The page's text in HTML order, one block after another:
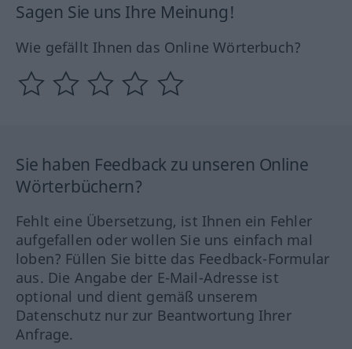
Sagen Sie uns Ihre Meinung!
Wie gefällt Ihnen das Online Wörterbuch?
Sie haben Feedback zu unseren Online
Wörterbüchern?
Fehlt eine Übersetzung, ist Ihnen ein Fehler
aufgefallen oder wollen Sie uns einfach mal
loben? Füllen Sie bitte das Feedback-Formular
aus. Die Angabe der E-Mail-Adresse ist
optional und dient gemäß unserem
Datenschutz nur zur Beantwortung Ihrer
Anfrage.